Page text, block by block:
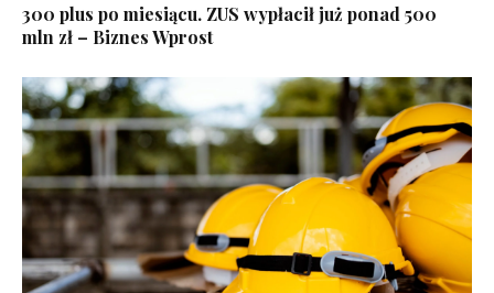
300 plus po miesiącu. ZUS wypłacił już ponad 500
mln zł – Biznes Wprost